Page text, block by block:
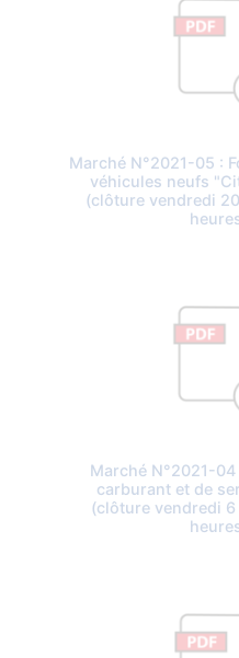
Marché N°2021-05 :
véhicules neufs
(clôture vendredi
Marché N°2021-
carburant et de
(clôture vendredi 6